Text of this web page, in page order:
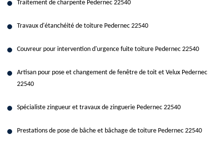
Traitement de charpente Pedernec 22540
Travaux d'étanchéité de toiture Pedernec 22540
Couvreur pour intervention d'urgence fuite toiture Pedernec 22540
Artisan pour pose et changement de fenêtre de toit et Velux Pedernec
22540
Spécialiste zingueur et travaux de zinguerie Pedernec 22540
Prestations de pose de bâche et bâchage de toiture Pedernec 22540